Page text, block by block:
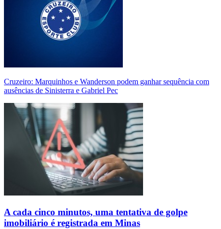
Cruzeiro: Marquinhos e Wanderson podem ganhar sequência com
ausências de Sinisterra e Gabriel Pec
A cada cinco minutos, uma tentativa de golpe
imobiliário é registrada em Minas